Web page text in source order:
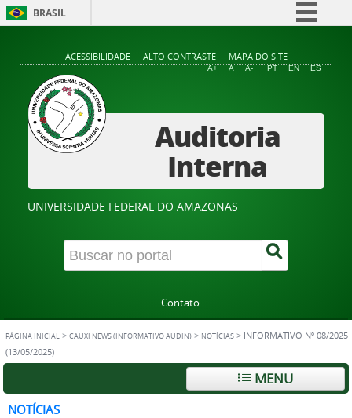
BRASIL
Comunica BR
Acesso à informação
Legislação
Canais
ACESSIBILIDADE ALTO CONTRASTE MAPA DO SITE
A+ A A- PT EN ES
Auditoria
Interna
UNIVERSIDADE FEDERAL DO AMAZONAS
Contato
PÁGINA INICIAL > CAUXI NEWS (INFORMATIVO AUDIN) > NOTÍCIAS > INFORMATIVO Nº 08/2025
(13/05/2025)
MENU
NOTÍCIAS